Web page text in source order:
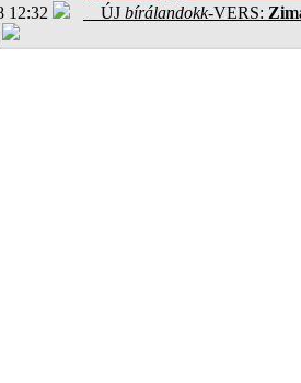
12:32
ÚJ bírálandokk-VERS: